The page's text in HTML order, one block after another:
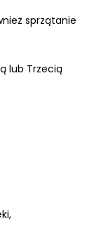
sprzątanie
lub Trzecią